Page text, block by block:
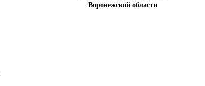
Воронежской области